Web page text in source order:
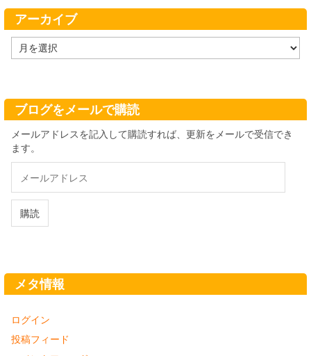
ー
アーカイブ
ー
ブ
ブログをメールで購読
メールアドレスを記入して購読すれば、更新をメールで受信でき
ます。
ル
ド
購読
メタ情報
ログイン
投稿フィード